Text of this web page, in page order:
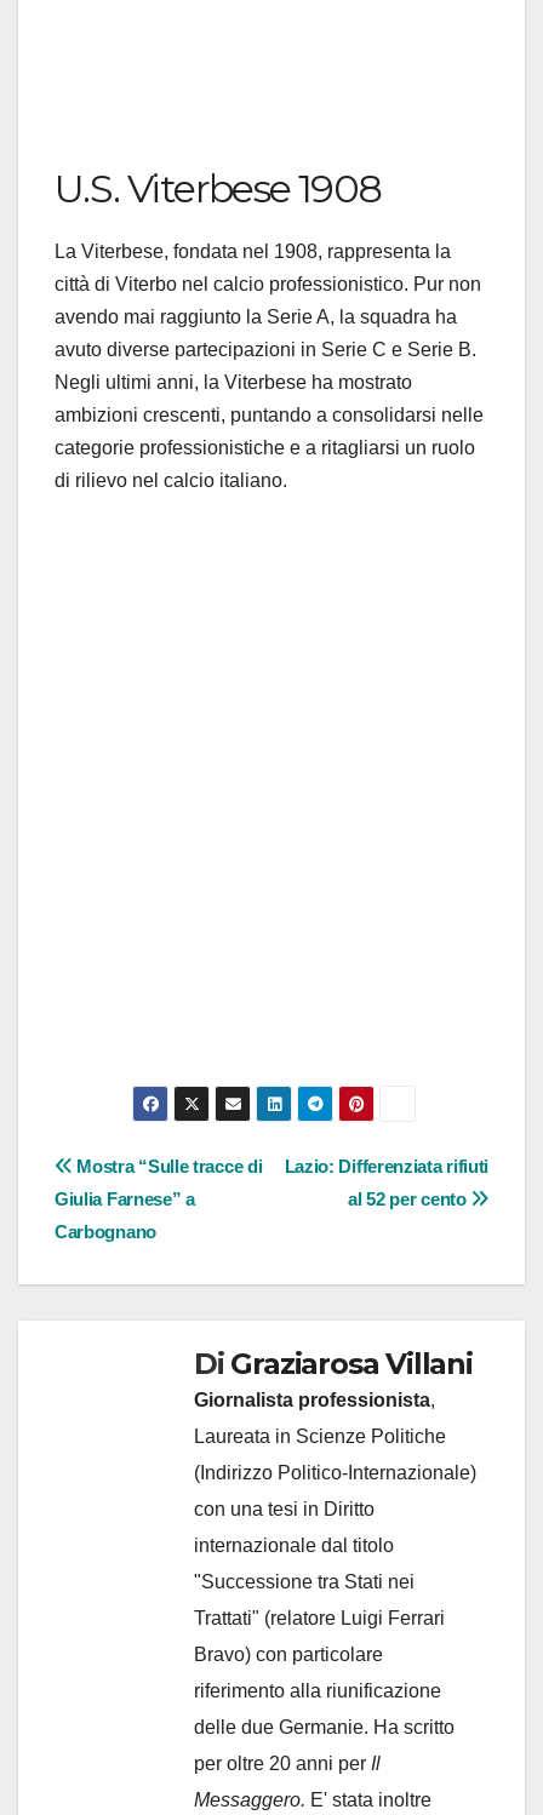
U.S. Viterbese 1908
La Viterbese, fondata nel 1908, rappresenta la
città di Viterbo nel calcio professionistico. Pur non
avendo mai raggiunto la Serie A, la squadra ha
avuto diverse partecipazioni in Serie C e Serie B.
Negli ultimi anni, la Viterbese ha mostrato
ambizioni crescenti, puntando a consolidarsi nelle
categorie professionistiche e a ritagliarsi un ruolo
di rilievo nel calcio italiano.
Navigazione
articoli
Lazio: Differenziata rifiuti
al 52 per cento
Mostra “Sulle tracce di
Giulia Farnese” a
Carbognano
Di Graziarosa Villani
Giornalista professionista,
Laureata in Scienze Politiche
(Indirizzo Politico-Internazionale)
con una tesi in Diritto
internazionale dal titolo
"Successione tra Stati nei
Trattati" (relatore Luigi Ferrari
Bravo) con particolare
riferimento alla riunificazione
delle due Germanie. Ha scritto
per oltre 20 anni per Il
Messaggero. E' stata inoltre